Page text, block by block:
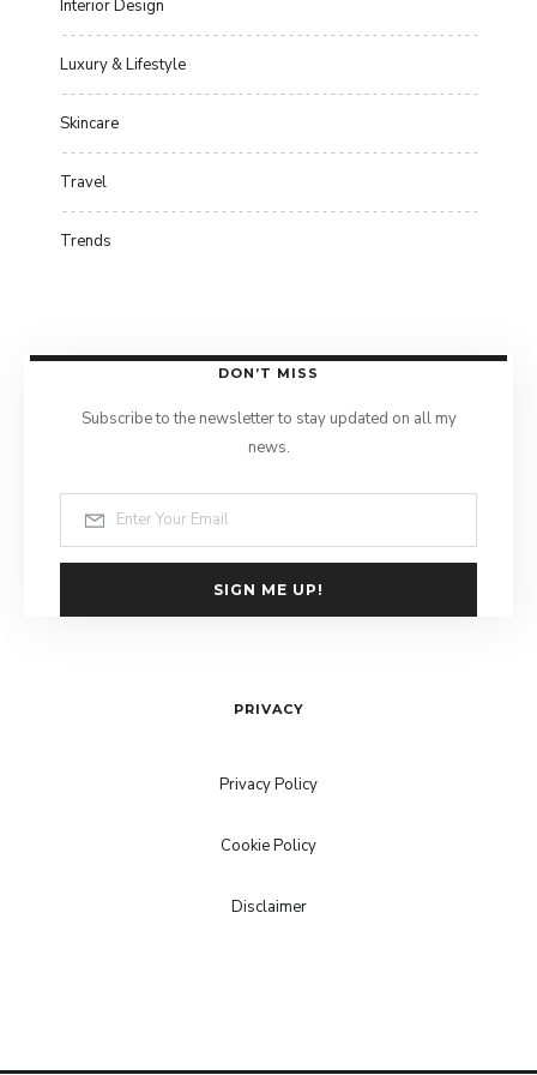
Interior Design
Luxury & Lifestyle
Skincare
Travel
Trends
DON’T MISS
Subscribe to the newsletter to stay updated on all my
news.
SIGN ME UP!
PRIVACY
Privacy Policy
Cookie Policy
Disclaimer